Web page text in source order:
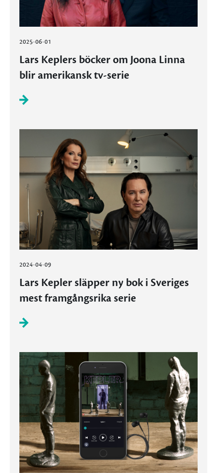
2025-06-01
Lars Keplers böcker om Joona Linna
blir amerikansk tv-serie
2024-04-09
Lars Kepler släpper ny bok i Sveriges
mest framgångsrika serie